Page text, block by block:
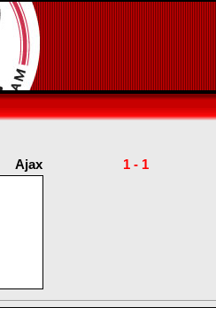
Ajax 1 - 1